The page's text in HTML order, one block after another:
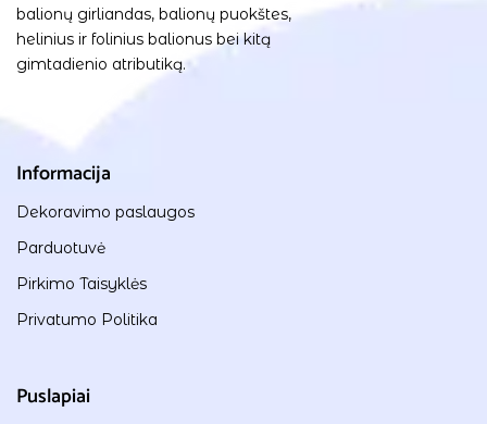
balionų girliandas, balionų puokštes,
helinius ir folinius balionus bei kitą
gimtadienio atributiką.
Informacija
Dekoravimo paslaugos
Parduotuvė
Pirkimo Taisyklės
Privatumo Politika
Puslapiai